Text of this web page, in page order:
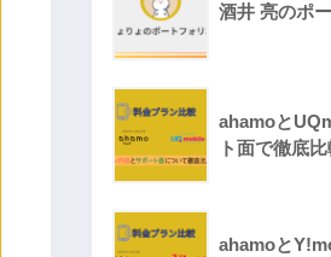
酒井 亮のポ
ahamoと
ト面で徹底比
ahamoと